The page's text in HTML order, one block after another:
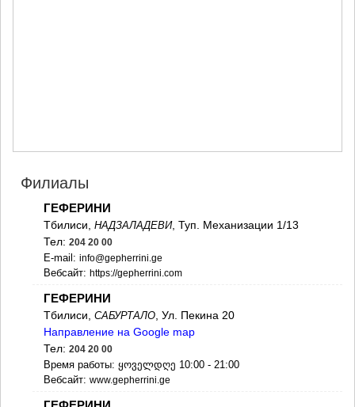
ОНИ
ЦАГЕРИ
МЕГРЕЛИЯ/ВЕРХНЯЯ
СВАНЕТИЯ
АБАША
ЗУГДИДИ
МЕСТИА
СЕНАКИ
ПОТИ
ЧХОРОЦКУ
ЦАЛЕНДЖИХА
ХОБИ
Филиалы
ГЕФЕРИНИ
Тбилиси, НАДЗАЛАДЕВИ, Туп. Механизации 1/13
Тел: 204 20 00
E-mail: info@gepherrini.ge
Вебсайт: https://gepherrini.com
ГЕФЕРИНИ
Тбилиси, САБУРТАЛО , Ул. Пекина 20
Направление на Google map
Тел: 204 20 00
Время работы: ყოველდღე 10:00 - 21:00
Вебсайт: www.gepherrini.ge